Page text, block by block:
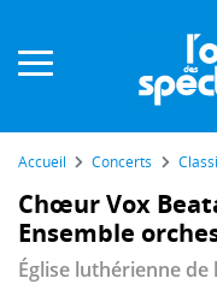
Accueil Concerts
Chœur Vox
Ensemble
Église luthérienne de